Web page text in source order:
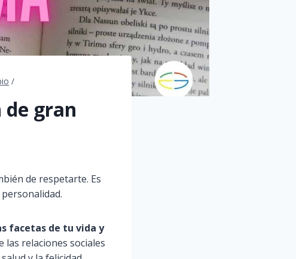
/
gran
de respetarte. Es
facetas de tu vida y
las relaciones sociales